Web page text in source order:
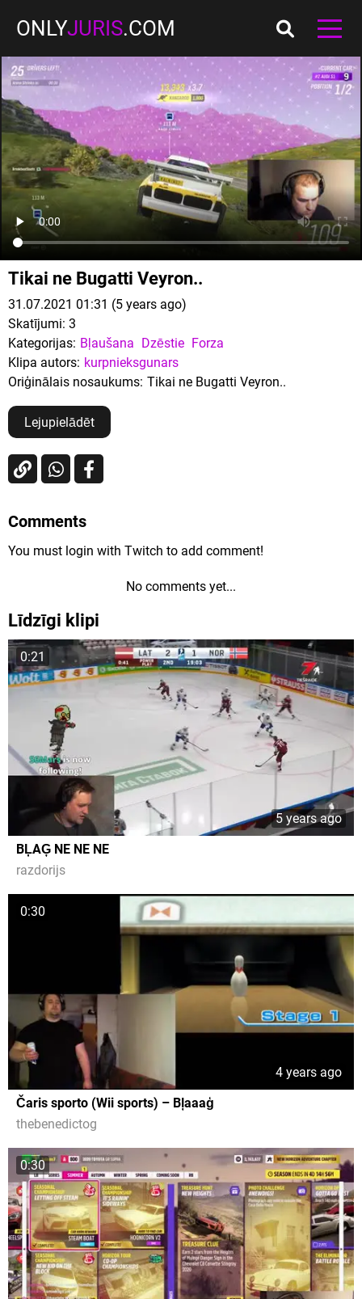
ONLYJURIS.COM
Tikai ne Bugatti Veyron..
31.07.2021 01:31 (5 years ago)
Skatījumi: 3
Kategorijas: Bļaušana Dzēstie Forza
Klipa autors: kurpnieksgunars
Oriģinālais nosaukums: Tikai ne Bugatti Veyron..
Lejupielādēt
Comments
You must login with Twitch to add comment!
No comments yet...
Līdzīgi klipi
0:21
5 years ago
BĻAĢ NE NE NE
razdorijs
0:30
4 years ago
Čaris sporto (Wii sports) – Bļaaaģ
thebenedictog
0:30